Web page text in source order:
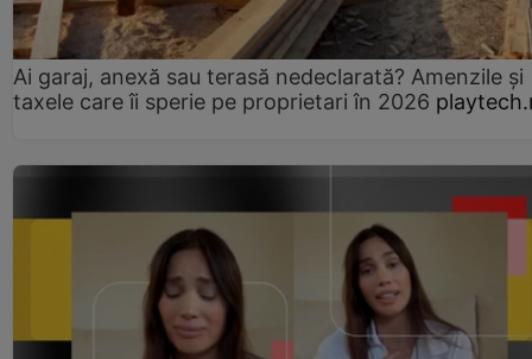
Ai garaj, anexă sau terasă nedeclarată? Amenzile și
taxele care îi sperie pe proprietari în 2026